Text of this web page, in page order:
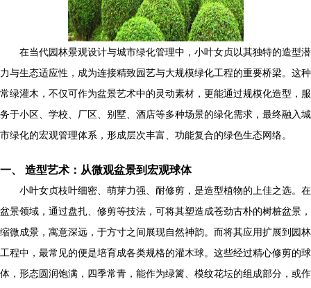
在当代园林景观设计与城市绿化管理中，小叶女贞以其独特的造型潜
力与生态适应性，成为连接精致园艺与大规模绿化工程的重要桥梁。这种
常绿灌木，不仅可作为盆景艺术中的灵动素材，更能通过规模化造型，服
务于小区、学校、厂区、别墅、酒店等多种场景的绿化需求，最终融入城
市绿化的宏观管理体系，形成层次丰富、功能复合的绿色生态网络。
一、 造型艺术：从微观盆景到宏观球体
小叶女贞枝叶细密、萌芽力强、耐修剪，是造型植物的上佳之选。在
盆景领域，通过盘扎、修剪等技法，可将其塑造成苍劲古朴的树桩盆景，
缩微成景，寓意深远，于方寸之间展现自然神韵。而将其应用扩展到园林
工程中，最常见的便是培育成各类规格的灌木球。这些经过精心修剪的球
体，形态圆润饱满，四季常青，能作为绿篱、模纹花坛的组成部分，或作